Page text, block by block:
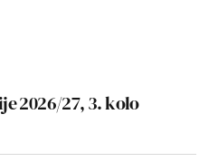
2026/27, 3. kolo